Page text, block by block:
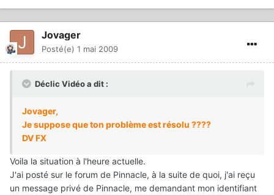
Jovager
Posté(e) 1 mai 2009
Déclic Vidéo a dit :
Jovager,
Je suppose que ton problème est résolu ????
DV FX
Voila la situation à l'heure actuelle.
J'ai posté sur le forum de Pinnacle, à la suite de quoi, j'ai reçu
un message privé de Pinnacle, me demandant mon identifiant